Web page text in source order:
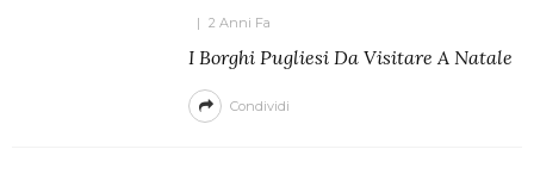
2 Anni Fa
I Borghi Pugliesi Da Visitare A Natale
Condividi